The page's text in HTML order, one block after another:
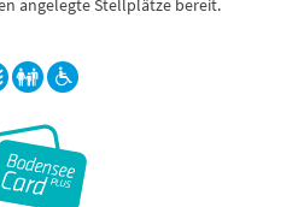
angelegte Stellplätze bereit.